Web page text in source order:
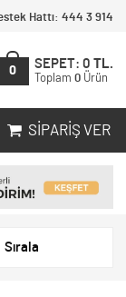
Hattı: 444 3 914
0
SEPET: 0 TL.
Toplam 0 Ürün
SIPARIŞ VER
Sırala